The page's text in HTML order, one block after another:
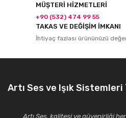
MÜŞTERİ HİZMETLERİ
+90 (532) 474 99 55
TAKAS VE DEĞİŞİM İMKANI
İhtiyaç fazlası ürününüzü
Artı Ses ve Işık
Artı Ses, kalitesi ve güvenirliği